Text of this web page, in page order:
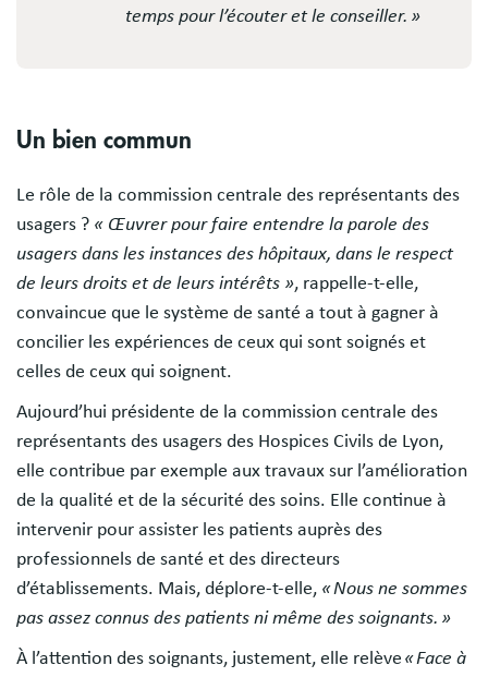
temps pour l’écouter et le conseiller. »
Un bien commun
Le rôle de la commission centrale des représentants des
usagers ? « Œuvrer pour faire entendre la parole des
usagers dans les instances des hôpitaux, dans le respect
de leurs droits et de leurs intérêts », rappelle-t-elle,
convaincue que le système de santé a tout à gagner à
concilier les expériences de ceux qui sont soignés et
celles de ceux qui soignent.
Aujourd’hui présidente de la commission centrale des
représentants des usagers des Hospices Civils de Lyon,
elle contribue par exemple aux travaux sur l’amélioration
de la qualité et de la sécurité des soins. Elle continue à
intervenir pour assister les patients auprès des
professionnels de santé et des directeurs
d’établissements. Mais, déplore-t-elle, « Nous ne sommes
pas assez connus des patients ni même des soignants. »
À l’attention des soignants, justement, elle relève « Face à